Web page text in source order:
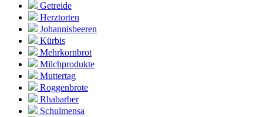
Getreide
Herztorten
Johannisbeeren
Kürbis
Mehrkornbrot
Milchprodukte
Muttertag
Roggenbrote
Rhabarber
Schulmensa